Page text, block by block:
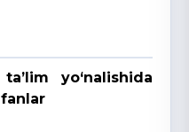
yo‘nalishida